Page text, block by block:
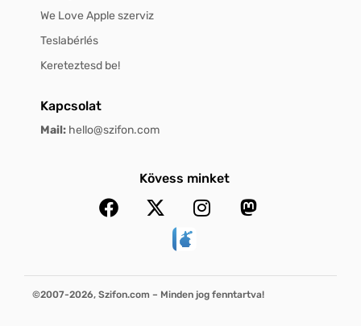
We Love Apple szerviz
Teslabérlés
Kereteztesd be!
Kapcsolat
Mail: hello@szifon.com
Kövess minket
©2007-2026, Szifon.com – Minden jog fenntartva!